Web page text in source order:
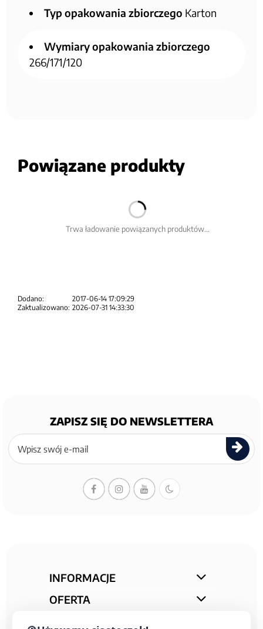
Typ opakowania zbiorczego Karton
Wymiary opakowania zbiorczego
266/171/120
Powiązane produkty
Trwa ładowanie powiązanych produktów...
Dodano:
2017-06-14 17:09:29
Zaktualizowano: 2026-07-31 14:33:30
ZAPISZ SIĘ DO NEWSLETTERA
Zapisz
się
newslettera
INFORMACJE
OFERTA